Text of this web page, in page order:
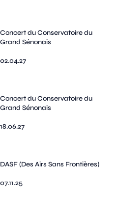
Concert du Conservatoire du
Grand Sénonais
02.04.27
Concert du Conservatoire du
Grand Sénonais
18.06.27
DASF (Des Airs Sans Frontières)
07.11.25